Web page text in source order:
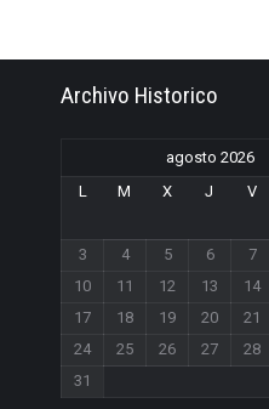
Archivo Historico
agosto 2026
L
M X J V
3
4 5 6 7
10
11 12 13 14
17
18 19 20 21
24
25 26 27 28
31